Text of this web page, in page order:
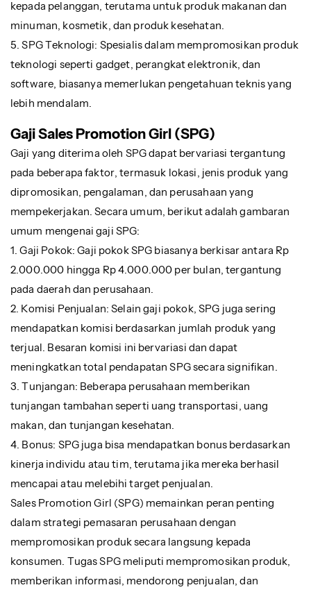
kepada pelanggan, terutama untuk produk makanan dan
minuman, kosmetik, dan produk kesehatan.
5. SPG Teknologi: Spesialis dalam mempromosikan produk
teknologi seperti gadget, perangkat elektronik, dan
software, biasanya memerlukan pengetahuan teknis yang
lebih mendalam.
Gaji Sales Promotion Girl (SPG)
Gaji yang diterima oleh SPG dapat bervariasi tergantung
pada beberapa faktor, termasuk lokasi, jenis produk yang
dipromosikan, pengalaman, dan perusahaan yang
mempekerjakan. Secara umum, berikut adalah gambaran
umum mengenai gaji SPG:
1. Gaji Pokok: Gaji pokok SPG biasanya berkisar antara Rp
2.000.000 hingga Rp 4.000.000 per bulan, tergantung
pada daerah dan perusahaan.
2. Komisi Penjualan: Selain gaji pokok, SPG juga sering
mendapatkan komisi berdasarkan jumlah produk yang
terjual. Besaran komisi ini bervariasi dan dapat
meningkatkan total pendapatan SPG secara signifikan.
3. Tunjangan: Beberapa perusahaan memberikan
tunjangan tambahan seperti uang transportasi, uang
makan, dan tunjangan kesehatan.
4. Bonus: SPG juga bisa mendapatkan bonus berdasarkan
kinerja individu atau tim, terutama jika mereka berhasil
mencapai atau melebihi target penjualan.
Sales Promotion Girl (SPG) memainkan peran penting
dalam strategi pemasaran perusahaan dengan
mempromosikan produk secara langsung kepada
konsumen. Tugas SPG meliputi mempromosikan produk,
memberikan informasi, mendorong penjualan, dan